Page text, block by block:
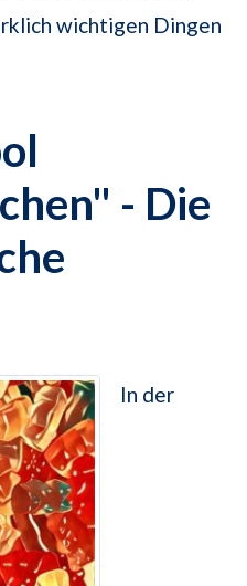
wichtigen Dingen
- Die
In der